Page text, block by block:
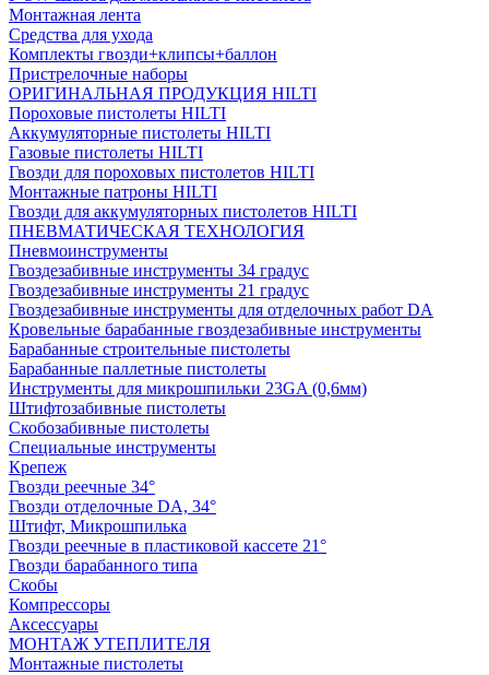
Монтажная лента
Средства для ухода
Комплекты гвозди+клипсы+баллон
Пристрелочные наборы
ОРИГИНАЛЬНАЯ ПРОДУКЦИЯ HILTI
Пороховые пистолеты HILTI
Аккумуляторные пистолеты HILTI
Газовые пистолеты HILTI
Гвозди для пороховых пистолетов HILTI
Монтажные патроны HILTI
Гвозди для аккумуляторных пистолетов HILTI
ПНЕВМАТИЧЕСКАЯ ТЕХНОЛОГИЯ
Пневмоинструменты
Гвоздезабивные инструменты 34 градус
Гвоздезабивные инструменты 21 градус
Гвоздезабивные инструменты для отделочных работ DA
Кровельные барабанные гвоздезабивные инструменты
Барабанные строительные пистолеты
Барабанные паллетные пистолеты
Инструменты для микрошпильки 23GA (0,6мм)
Штифтозабивные пистолеты
Скобозабивные пистолеты
Специальные инструменты
Крепеж
Гвозди реечные 34°
Гвозди отделочные DA, 34°
Штифт, Микрошпилька
Гвозди реечные в пластиковой кассете 21°
Гвозди барабанного типа
Скобы
Компрессоры
Аксессуары
МОНТАЖ УТЕПЛИТЕЛЯ
Монтажные пистолеты